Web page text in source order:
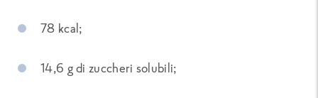
78 kcal;
14,6 g di zuccheri solubili;